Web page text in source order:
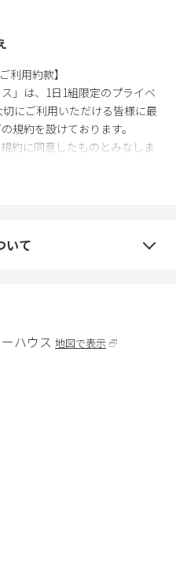
利用約款】
」は、1日1組限定のプライベ
にご利用いただける皆様に最
規約を設けております。
約に同意したものとみなしま
た際は不法侵入とみなし通
）の屋外利用制限と「至高
守るため、屋外（サウナ・ジ
は【21:00～翌朝7:00まで禁
音楽スピーカー、花火等の騒
いて
ハウス 地図で表示